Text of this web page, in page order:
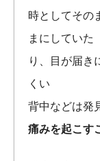
時としてその
まにしていた
り、目が届き
くい
背中などは発
痛みを起こす